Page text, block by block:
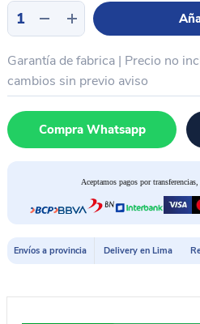
Lente
barlow
PROTOOLS
WD-
165
cantidad
Garantía de fabrica | Precio no
cambios sin previo aviso
Compra Whatsapp
Aceptamos pagos por
Envíos a provincia Delivery en Lima